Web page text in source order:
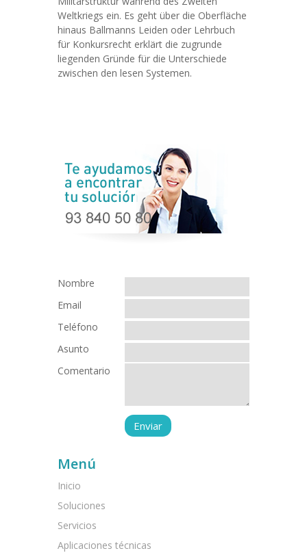
Weltkriegs ein. Es geht über die Oberfläche
hinaus Ballmanns Leiden oder Lehrbuch
für Konkursrecht erklärt die zugrunde
liegenden Gründe für die Unterschiede
zwischen den lesen Systemen.
Nombre
Email
Teléfono
Asunto
Comentario
Menú
Inicio
Soluciones
Servicios
Aplicaciones técnicas